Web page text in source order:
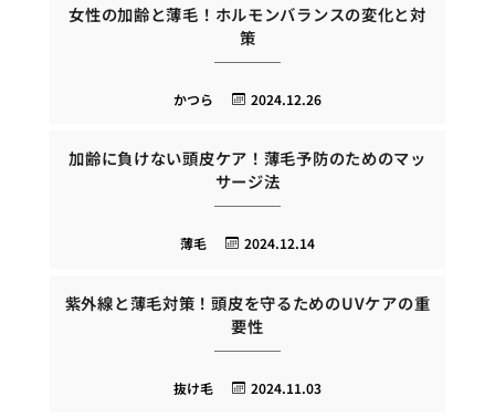
女性の加齢と薄毛！ホルモンバランスの変化と対
策
2024.12.26
かつら
加齢に負けない頭皮ケア！薄毛予防のためのマッ
サージ法
2024.12.14
薄毛
紫外線と薄毛対策！頭皮を守るためのUVケアの重
要性
2024.11.03
抜け毛